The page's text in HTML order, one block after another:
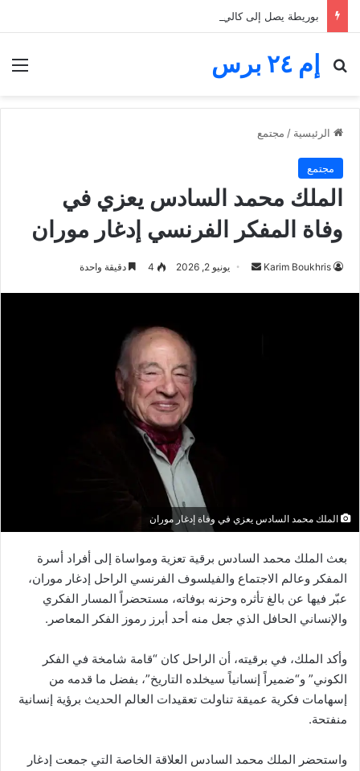
إم ٢٤ برس
بحث عن
الرئيسية / مجتمع
مجتمع
الملك محمد السادس يعزي في
وفاة المفكر الفرنسي إدغار موران
Karim Boukhris
أرسل يونيو 2, 2026 4 دقيقة واحدة
الملك محمد السادس يعزي في وفاة إدغار موران
بعث الملك محمد السادس برقية تعزية ومواساة إلى أفراد أسرة
المفكر وعالم الاجتماع والفيلسوف الفرنسي الراحل إدغار موران،
عبّر فيها عن بالغ تأثره وحزنه بوفاته، مستحضراً المسار الفكري
والإنساني الحافل الذي جعل منه أحد أبرز رموز الفكر المعاصر.
وأكد الملك، في برقيته، أن الراحل كان “قامة شامخة في الفكر
الكوني” و“ضميراً إنسانياً سيخلده التاريخ”، بفضل ما قدمه من
إسهامات فكرية عميقة تناولت تعقيدات العالم الحديث برؤية إنسانية
منفتحة.
واستحضر الملك محمد السادس العلاقة الخاصة التي جمعت إدغار